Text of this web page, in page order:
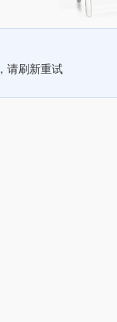
请刷新重试